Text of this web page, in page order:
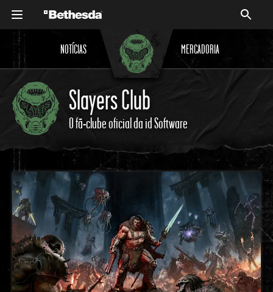
NOTÍCIAS MERCADORIA
Slayers Club
O fã-clube oficial da id Software